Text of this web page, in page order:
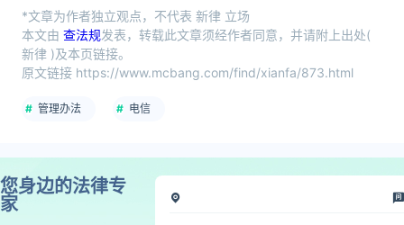
*文章为作者独立观点，不代表 新律 立场
本文由 查法规发表，转载此文章须经作者同意，并请附上出处(
新律 )及本页链接。
原文链接 https://www.mcbang.com/find/xianfa/873.html
管理办法 电信
您身边的法律专
家